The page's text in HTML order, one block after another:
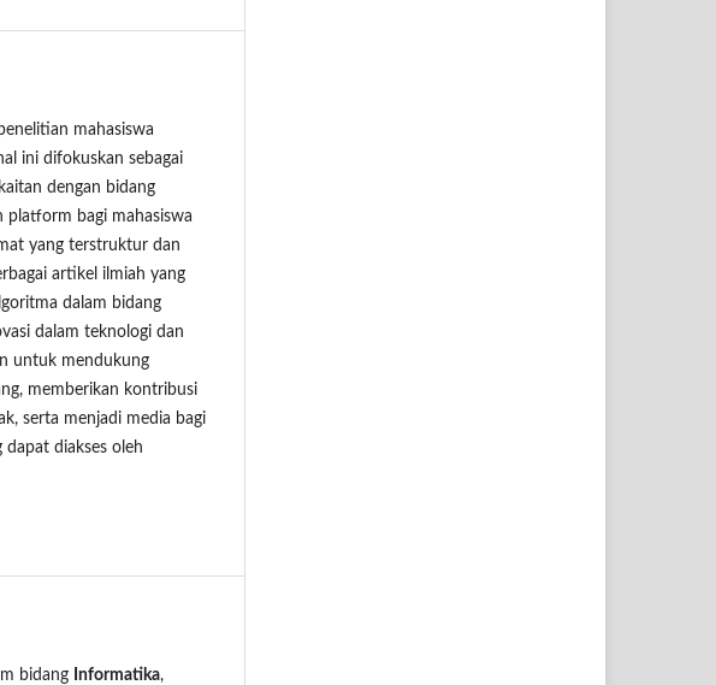
mahasiswa
ini difokuskan sebagai
dengan bidang
platform bagi mahasiswa
yang terstruktur dan
artikel ilmiah yang
dalam bidang
dalam teknologi dan
untuk mendukung
memberikan kontribusi
serta menjadi media bagi
diakses oleh
bidang Informatika,